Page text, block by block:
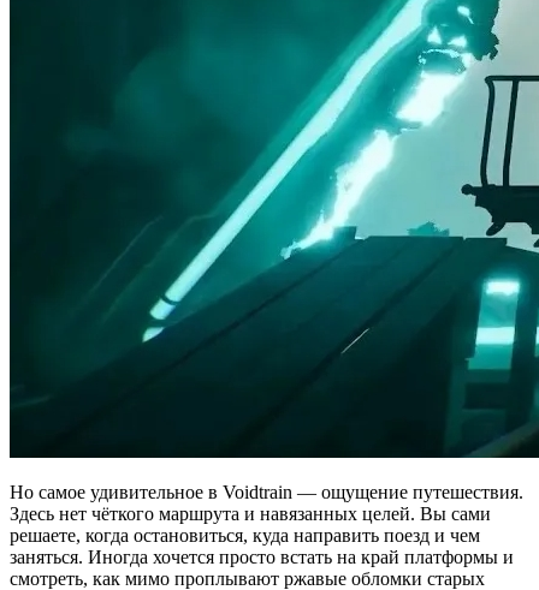
Но самое удивительное в Voidtrain — ощущение путешествия.
Здесь нет чёткого маршрута и навязанных целей. Вы сами
решаете, когда остановиться, куда направить поезд и чем
заняться. Иногда хочется просто встать на край платформы и
смотреть, как мимо проплывают ржавые обломки старых